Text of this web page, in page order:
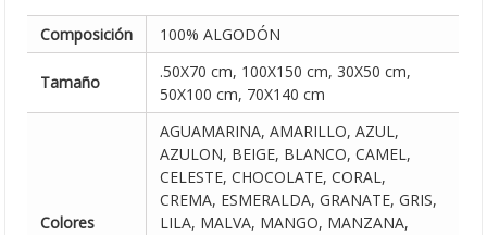
Composición 100% ALGODÓN
Tamaño
.50X70 cm, 100X150 cm, 30X50 cm,
50X100 cm, 70X140 cm
Colores
AGUAMARINA, AMARILLO, AZUL,
AZULON, BEIGE, BLANCO, CAMEL,
CELESTE, CHOCOLATE, CORAL,
CREMA, ESMERALDA, GRANATE, GRIS,
LILA, MALVA, MANGO, MANZANA,